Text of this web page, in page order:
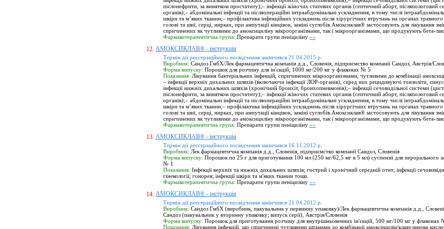
пієлонефрити, за винятком простатиту);– інфекції жіночих статевих органів (септичний аборт, післяпологовий
органів);– абдомінальні інфекції та післяопераційні інтраабдомінальні ускладнення, в тому числі
шкіри та м’яких тканин;– профілактика інфекційних ускладнень після хірургічних втручань на органах травного
голові та шиї, серці, нирках, при ампутації кінцівок, заміні суглобів.Амоксиклав® застосовують для лікування
спричинених як чутливими до амоксициліну мікроорганізмами, так і мікроорганізмами, що продукують бета-
Фармакотерапевтична група: Препарати групи пеніциліну »»
12. АМОКСИКЛАВ® - інструкція
Термін дії реєстраційного посвідчення закінчився 21.04.2015 р.
Виробник: Сандоз ГмбХ/Лек фармацевтична компанія д.д., Словенія, підприємство компанії Сандоз, Австрія/
Форма випуску: Порошок для розчину для ін'єкцій, 1000 мг/200 мг у флаконах № 5
Показання: Лікування бактеріальних інфекцій, спричинених мікроорганізмами, чутливими до комбінації
– інфекції верхніх дихальних шляхів (включаючи інфекції ЛОР-органів), серед них рецидивуючі тонзиліти,
інфекції нижніх дихальних шляхів (хронічний бронхіт, бронхопневмонія);– інфекції сечовидільної системи
пієлонефрити, за винятком простатиту);– інфекції жіночих статевих органів (септичний аборт, післяпологовий
органів);– абдомінальні інфекції та післяопераційні інтраабдомінальні ускладнення, в тому числі
шкіри та м’яких тканин;– профілактика інфекційних ускладнень після хірургічних втручань на органах травного
голові та шиї, серці, нирках, при ампутації кінцівок, заміні суглобів.Амоксиклав® застосовують для лікування
спричинених як чутливими до амоксициліну мікроорганізмами, так і мікроорганізмами, що продукують бета-
Фармакотерапевтична група: Препарати групи пеніциліну »»
13. АМОКСИКЛАВ® - інструкція
Термін дії реєстраційного посвідчення закінчився 16.11.2012 р.
Виробник: Лек фармацевтична компанія д.д., Словенія, підприємство компанії Сандоз, Словенія
Форма випуску: Порошок по 25 г для приготування 100 мл (250 мг/62,5 мг в 5 мл) суспензії для перорального
№ 1
Показання: Інфекції верхніх та нижніх дихальних шляхів; гострий і хронічний середній отит; інфекції
гінекології; гонорея; інфекції шкіри та м'яких тканин тощо.
Фармакотерапевтична група: Препарати групи пеніциліну »»
14. АМОКСИКЛАВ® - інструкція
Термін дії реєстраційного посвідчення закінчився 21.04.2012 р.
Виробник: Сандоз ГмбХ (виробник, пакувальник у первинну упаковку)/Лек фармацевтична компанія д.д.,
Сандоз (пакувальник у вторинну упаковку; випуск серії), Австрія/Словенія
Форма випуску: Порошок для приготування розчину для внутрішньовенних ін'єкцій, 500 мг/100 мг у флаконах
Показання: Лікування інфекцій, що спричинені чутливими штамами до комбінації амоксицилін/клавуланова